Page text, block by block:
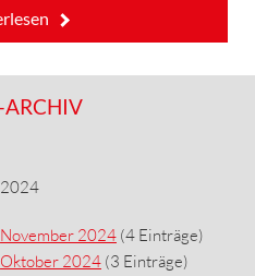
ARCHIV
2024
November 2024 (4 Einträge)
Oktober 2024 (3 Einträge)